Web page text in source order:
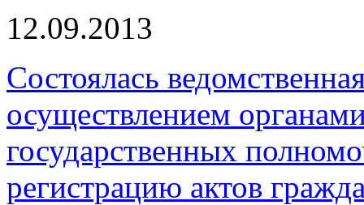
12.09.2013
Состоялась
осуществлением
государственных
регистрацию актов